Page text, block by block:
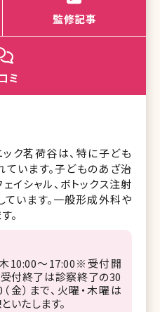
監修記事
ミ
ク茗荷谷は、特に子ども
います。子どものあざ治
イシャル、ボトックス注射
います。一般形成外科や
。
10:00～17:00※受付開
付終了は診察終了の30
金）まで、火曜・木曜は
いたします。